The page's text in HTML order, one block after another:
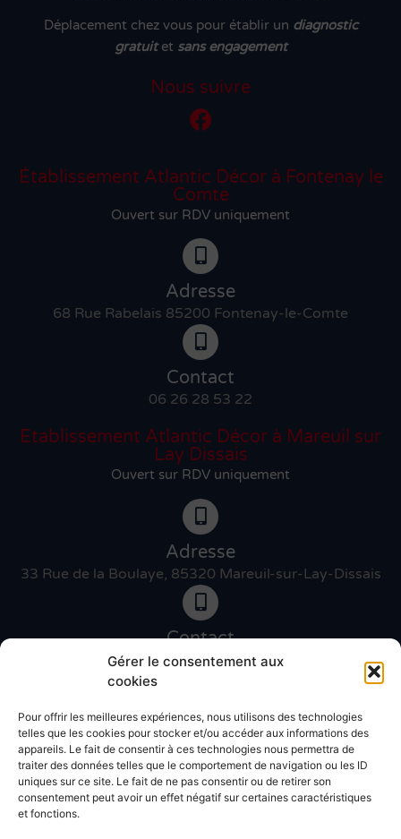
Gérer le consentement aux
cookies
Pour offrir les meilleures expériences, nous utilisons des technologies
telles que les cookies pour stocker et/ou accéder aux informations des
appareils. Le fait de consentir à ces technologies nous permettra de
traiter des données telles que le comportement de navigation ou les ID
uniques sur ce site. Le fait de ne pas consentir ou de retirer son
consentement peut avoir un effet négatif sur certaines caractéristiques
et fonctions.
Déplacement chez vous pour établir un diagnostic
gratuitet sans engagement
Nous suivre
Établissement Atlantic Décor à Fontenay le
Comte
Ouvert sur RDV uniquement
Adresse
68 Rue Rabelais 85200 Fontenay-le-Comte
Contact
06 26 28 53 22
Etablissement Atlantic Décor à Mareuil sur
Lay Dissais
Ouvert sur RDV uniquement
Adresse
33 Rue de la Boulaye, 85320 Mareuil-sur-Lay-Dissais
Contact
06 46 27 89 83
Contact
02 51 30 31 09
Devis gratuit